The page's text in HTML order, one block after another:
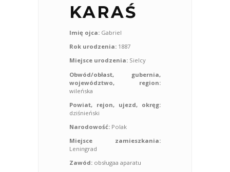
KARAŚ
Imię ojca: Gabriel
Rok urodzenia: 1887
Miejsce urodzenia: Sielcy
Obwód/obłast, gubernia,
województwo, region:
wileńska
Powiat, rejon, ujezd, okręg:
dziśnieński
Narodowość: Polak
Miejsce zamieszkania:
Leningrad
Zawód: obsługaa aparatu